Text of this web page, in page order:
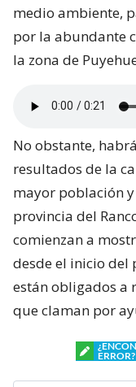
medio ambiente,
por la abundante
la zona de
No obstante,
resultados de la
mayor población
provincia del
comienzan a
desde el inicio del
están obligados a
que claman por
ERROR?